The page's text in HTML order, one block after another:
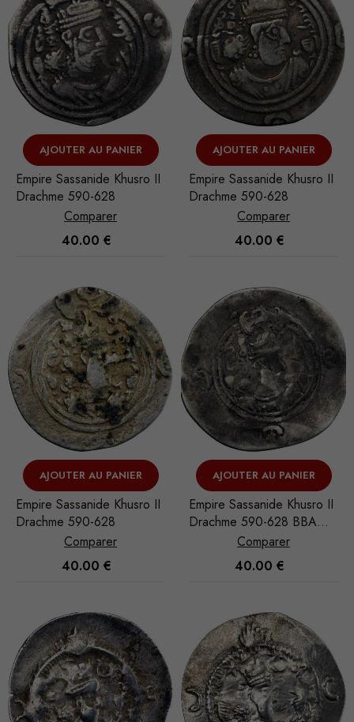
AJOUTER AU PANIER
Empire Sassanide Khusro II
Drachme 590-628
Comparer
40.00 €
AJOUTER AU PANIER
Empire Sassanide Khusro II
Drachme 590-628
Comparer
40.00 €
AJOUTER AU PANIER
Empire Sassanide Khusro II
Drachme 590-628
Comparer
40.00 €
AJOUTER AU PANIER
Empire Sassanide Khusro II
Drachme 590-628 BBA
(Ctésiphon)Comparer
40.00 €
Statistiques
Afin que
nous
puissions
améliorer la
fonctionnalité
structure du
site Web, en
fonction de
l'usage qu'il
en est fait.
Experience
Ces cookies
nous servent
à optimiser
certaines
fonctionnalités
du site Web,
afin qu'il
fonctionne au
mieux lors de
votre visite.
Marketing
En partageant
comportement
lorsque vous
visitez notre
site, vous
augmentez les
chances de